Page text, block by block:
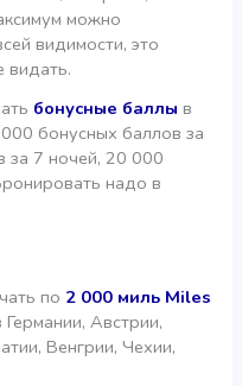
можно
видимости, это
видать.
бонусные баллыв
бонусных баллов за
за 7 ночей, 20 000
надо в
по 2 000 миль Miles
Австрии,
Венгрии, Чехии,